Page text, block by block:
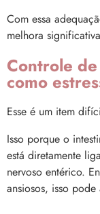
Com essa
melhora
Controle
como
Esse é um item
Isso porque o
está diretamente
nervoso entérico.
ansiosos, isso